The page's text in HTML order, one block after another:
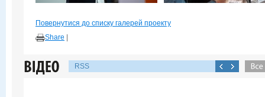
Повернутися до списку галерей проекту
Share
RSS